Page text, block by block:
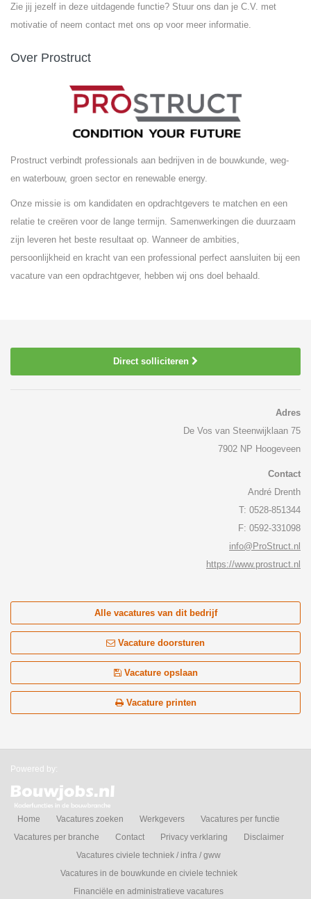
Zie jij jezelf in deze uitdagende functie? Stuur ons dan je C.V. met
motivatie of neem contact met ons op voor meer informatie.
Over Prostruct
Prostruct verbindt professionals aan bedrijven in de bouwkunde, weg-
en waterbouw, groen sector en renewable energy.
Onze missie is om kandidaten en opdrachtgevers te matchen en een
relatie te creëren voor de lange termijn. Samenwerkingen die duurzaam
zijn leveren het beste resultaat op. Wanneer de ambities,
persoonlijkheid en kracht van een professional perfect aansluiten bij een
vacature van een opdrachtgever, hebben wij ons doel behaald.
Direct solliciteren
Adres
De Vos van Steenwijklaan 75
7902 NP Hoogeveen
Contact
André Drenth
T: 0528-851344
F: 0592-331098
info@ProStruct.nl
https://www.prostruct.nl
Alle vacatures van dit bedrijf
Vacature doorsturen
Vacature opslaan
Vacature printen
Powered by:
Home Vacatures zoeken Werkgevers
Vacatures per functie
Vacatures per branche
Contact Privacy verklaring
Disclaimer
Vacatures civiele techniek / infra / gww
Vacatures in de bouwkunde en civiele techniek
Financiële en administratieve vacatures